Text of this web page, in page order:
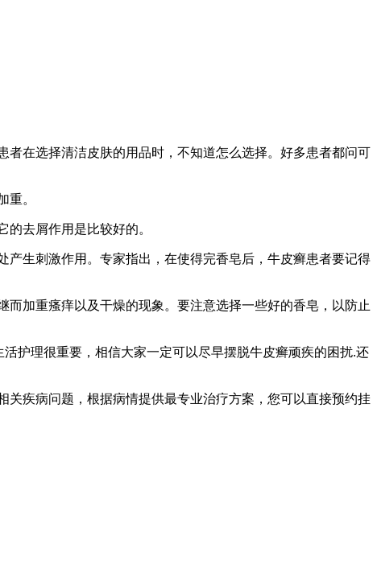
在选择清洁皮肤的用品时，不知道怎么选择。好多患者都问可
重。
去屑作用是比较好的。
生刺激作用。专家指出，在使得完香皂后，牛皮癣患者要记得
加重瘙痒以及干燥的现象。要注意选择一些好的香皂，以防止
护理很重要，相信大家一定可以尽早摆脱牛皮癣顽疾的困扰.还
疾病问题，根据病情提供最专业治疗方案，您可以直接预约挂